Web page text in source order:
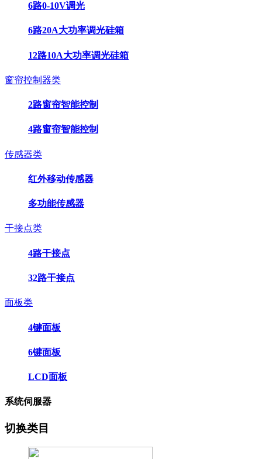
6路0-10V调光
6路20A大功率调光硅箱
12路10A大功率调光硅箱
窗帘控制器类
2路窗帘智能控制
4路窗帘智能控制
传感器类
红外移动传感器
多功能传感器
干接点类
4路干接点
32路干接点
面板类
4键面板
6键面板
LCD面板
系统伺服器
切换类目